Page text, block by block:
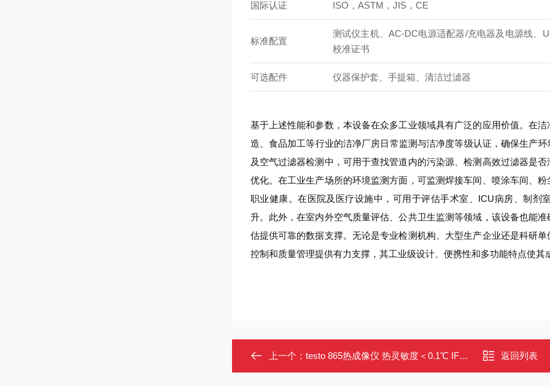
国际认证 ISO，ASTM，JIS，CE
标准配置
测试仪主机、AC-DC电源适配器/充电器及电源线、
校准证书
可选配件 仪器保护套、手提箱、清洁过滤器
基于上述性能和参数，本设备在众多工业领域具有广泛的应用价值。在
造、食品加工等行业的洁净厂房日常监测与洁净度等级认证，确保生产
及空气过滤器检测中，可用于查找管道内的污染源、检测高效过滤器是
优化。在工业生产场所的环境监测方面，可监测焊接车间、喷涂车间、
职业健康。在医院及医疗设施中，可用于评估手术室、ICU病房、制剂
升。此外，在室内外空气质量评估、公共卫生监测等领域，该设备也能
估提供可靠的数据支撑。无论是专业检测机构、大型生产企业还是科研
控制和质量管理提供有力支撑，其工业级设计、便携性和多功能特点使其
上一个： testo 865热成像仪 热灵敏度＜0.1℃ IFOV警示 自动温标助手 返回列表